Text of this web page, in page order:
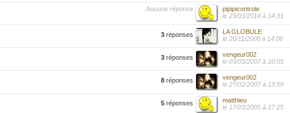
Aucune réponse
pipipicontrole
le 23/03/2014 à 14:31
3 réponses
LA GLOBULE
le 20/11/2008 à 14:06
3 réponses
vengeur002
le 03/03/2007 à 10:05
8 réponses
vengeur002
le 27/02/2007 à 13:59
5 réponses
matthieu
le 17/03/2005 à 17:25